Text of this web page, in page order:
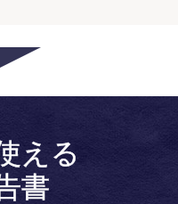
える
書